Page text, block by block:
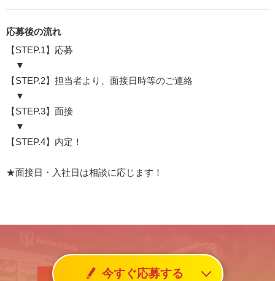
応募後の流れ
【STEP.1】応募
▼
【STEP.2】担当者より、面接日時等のご連絡
▼
【STEP.3】面接
▼
【STEP.4】内定！
★面接日・入社日は相談に応じます！
今すぐ応募する